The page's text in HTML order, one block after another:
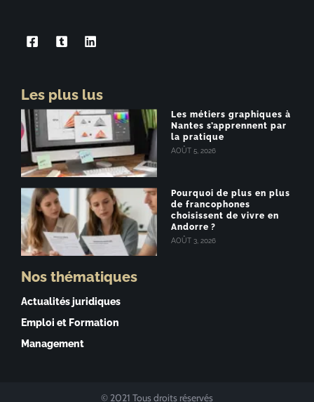
Les plus lus
Les métiers graphiques à
Nantes s’apprennent par
la pratique
AOÛT 5, 2026
Pourquoi de plus en plus
de francophones
choisissent de vivre en
Andorre ?
AOÛT 3, 2026
Nos thématiques
Actualités juridiques
Emploi et Formation
Management
© 2021 Tous droits réservés